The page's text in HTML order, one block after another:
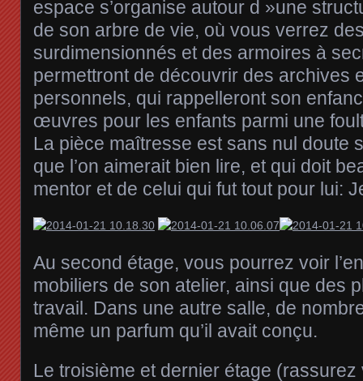
espace s’organise autour d »une
de son arbre de vie, où vous verrez
surdimensionnés et des armoires à
permettront de découvrir des archives
personnels, qui rappelleront son
œuvres pour les enfants parmi une
La pièce maîtresse est sans nul doute
que l’on aimerait bien lire, et qui doit
mentor et de celui qui fut tout pour lui:
Au second étage, vous pourrez voir
mobiliers de son atelier, ainsi que des
travail. Dans une autre salle, de
même un parfum qu’il avait conçu.
Le troisième et dernier étage